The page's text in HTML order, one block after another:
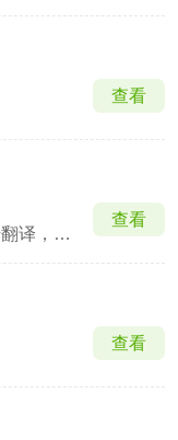
查看
文本、拍照、文档、同传翻译，支持英语日语韩语等多语种
查看
查看